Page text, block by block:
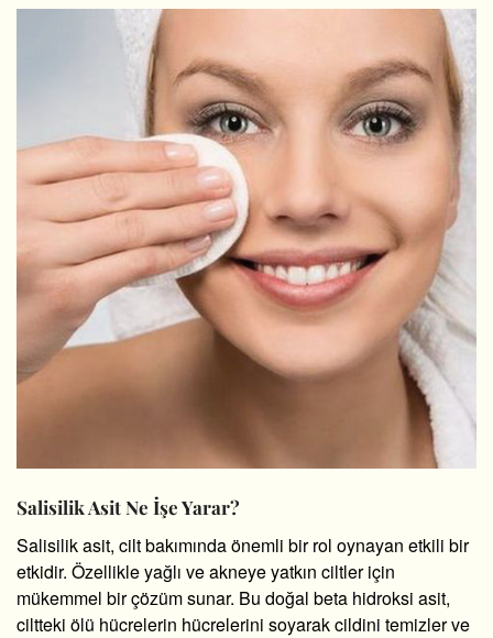
Salisilik Asit Ne İşe Yarar?
Salisilik asit, cilt bakımında önemli bir rol oynayan etkili bir
etkidir. Özellikle yağlı ve akneye yatkın ciltler için
mükemmel bir çözüm sunar. Bu doğal beta hidroksi asit,
ciltteki ölü hücrelerin hücrelerini soyarak cildini temizler ve